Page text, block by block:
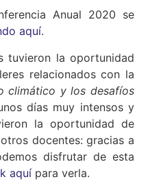
Anual 2020 se
aquí.
tuvieron la oportunidad
relacionados con la
climático y los desafíos
días muy intensos y
la oportunidad de
docentes: gracias a
disfrutar de esta
aquí para verla.